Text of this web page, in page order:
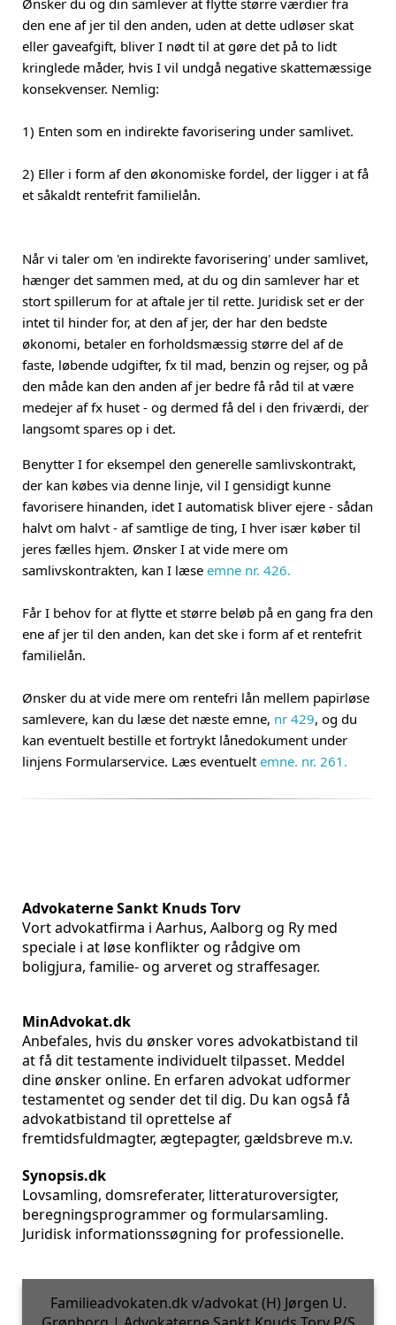
Ønsker du og din samlever at flytte større værdier fra
den ene af jer til den anden, uden at dette udløser skat
eller gaveafgift, bliver I nødt til at gøre det på to lidt
kringlede måder, hvis I vil undgå negative skattemæssige
konsekvenser. Nemlig:
1) Enten som en indirekte favorisering under samlivet.
2) Eller i form af den økonomiske fordel, der ligger i at få
et såkaldt rentefrit familielån.
Når vi taler om 'en indirekte favorisering' under samlivet,
hænger det sammen med, at du og din samlever har et
stort spillerum for at aftale jer til rette. Juridisk set er der
intet til hinder for, at den af jer, der har den bedste
økonomi, betaler en forholdsmæssig større del af de
faste, løbende udgifter, fx til mad, benzin og rejser, og på
den måde kan den anden af jer bedre få råd til at være
medejer af fx huset - og dermed få del i den friværdi, der
langsomt spares op i det.
Benytter I for eksempel den generelle samlivskontrakt,
der kan købes via denne linje, vil I gensidigt kunne
favorisere hinanden, idet I automatisk bliver ejere - sådan
halvt om halvt - af samtlige de ting, I hver især køber til
jeres fælles hjem. Ønsker I at vide mere om
samlivskontrakten, kan I læse emne nr. 426.
Får I behov for at flytte et større beløb på en gang fra den
ene af jer til den anden, kan det ske i form af et rentefrit
familielån.
Ønsker du at vide mere om rentefri lån mellem papirløse
samlevere, kan du læse det næste emne, nr 429, og du
kan eventuelt bestille et fortrykt lånedokument under
linjens Formularservice. Læs eventuelt emne. nr. 261.
Advokaterne Sankt Knuds Torv
Vort advokatfirma i Aarhus, Aalborg og Ry med
speciale i at løse konflikter og rådgive om
boligjura, familie- og arveret og straffesager.
MinAdvokat.dk
Anbefales, hvis du ønsker vores advokatbistand til
at få dit testamente individuelt tilpasset. Meddel
dine ønsker online. En erfaren advokat udformer
testamentet og sender det til dig. Du kan også få
advokatbistand til oprettelse af
fremtidsfuldmagter, ægtepagter, gældsbreve m.v.
Synopsis.dk
Lovsamling, domsreferater, litteraturoversigter,
beregningsprogrammer og formularsamling.
Juridisk informationssøgning for professionelle.
Familieadvokaten.dk v/advokat (H) Jørgen U.